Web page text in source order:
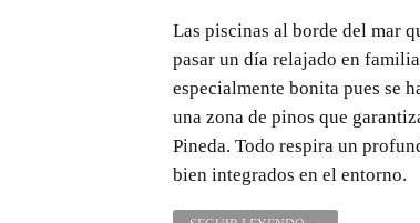
Las piscinas al borde del mar
pasar un día relajado en
especialmente bonita pues se
una zona de pinos que
Pineda. Todo respira un
bien integrados en el entorno.